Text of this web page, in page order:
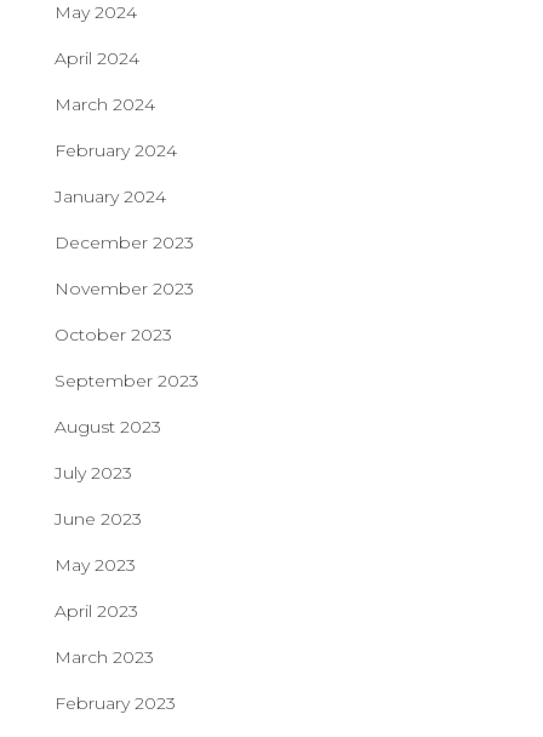
May 2024
April 2024
March 2024
February 2024
January 2024
December 2023
November 2023
October 2023
September 2023
August 2023
July 2023
June 2023
May 2023
April 2023
March 2023
February 2023